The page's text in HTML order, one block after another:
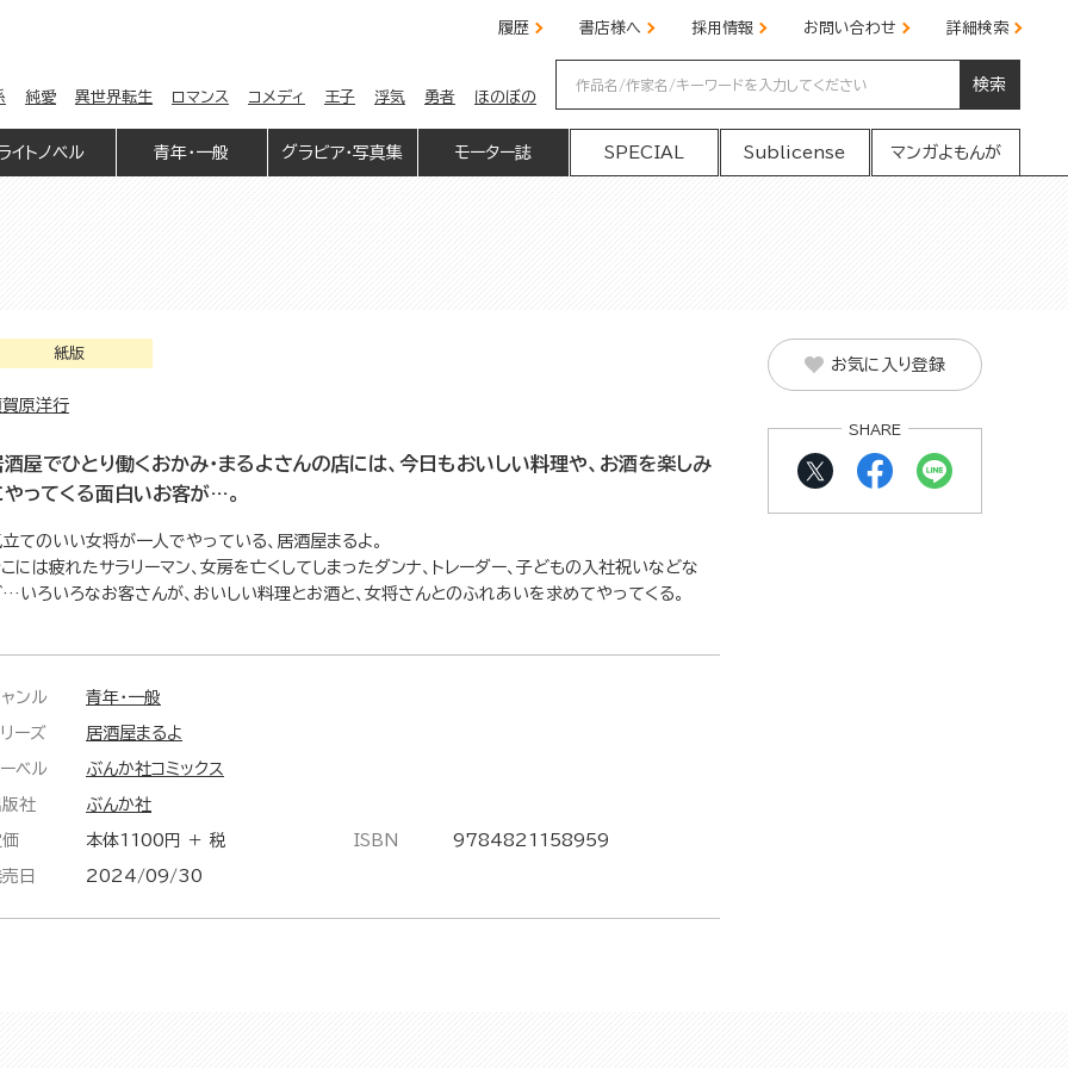
履歴 書店様へ 採用情報 お問い合わせ 詳細検索
純愛 異世界転生 ロマンス コメディ 王子 浮気 勇者 ほのぼの
検索
イトノベル 青年・一般 グラビア・写真集 モーター誌 SPECIAL Sublicense マンガよもんが
紙版
原洋行
酒屋でひとり働くおかみ・まるよさんの店には、今日もおいしい料理や、お酒を楽しみ
やってくる面白いお客が…。
てのいい女将が一人でやっている、居酒屋まるよ。
には疲れたサラリーマン、女房を亡くしてしまったダンナ、トレーダー、子どもの入社祝いなどな
いろいろなお客さんが、おいしい料理とお酒と、女将さんとのふれあいを求めてやってくる。
ンル 青年・一般
ーズ 居酒屋まるよ
ベル ぶんか社コミックス
社 ぶんか社
本体1100円 ＋ 税
日 2024/09/30
ISBN 9784821158959
お気に入り登録
SHARE